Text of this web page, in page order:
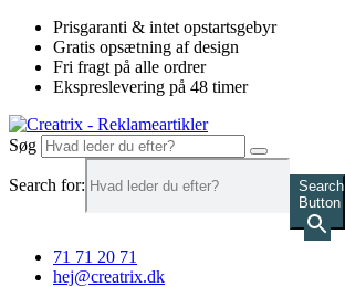
Videre
indhold
Prisgaranti & intet opstartsgebyr
Gratis opsætning af design
Fri fragt på alle ordrer
Ekspreslevering på 48 timer
Søg
Search for:
Search
Button
71 71 20 71
hej@creatrix.dk